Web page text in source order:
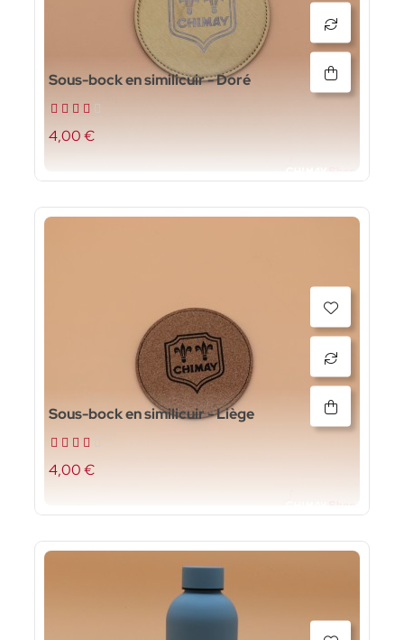
Sous-bock en similicuir - Doré
4,00 €
Sous-bock en similicuir - Liège
4,00 €